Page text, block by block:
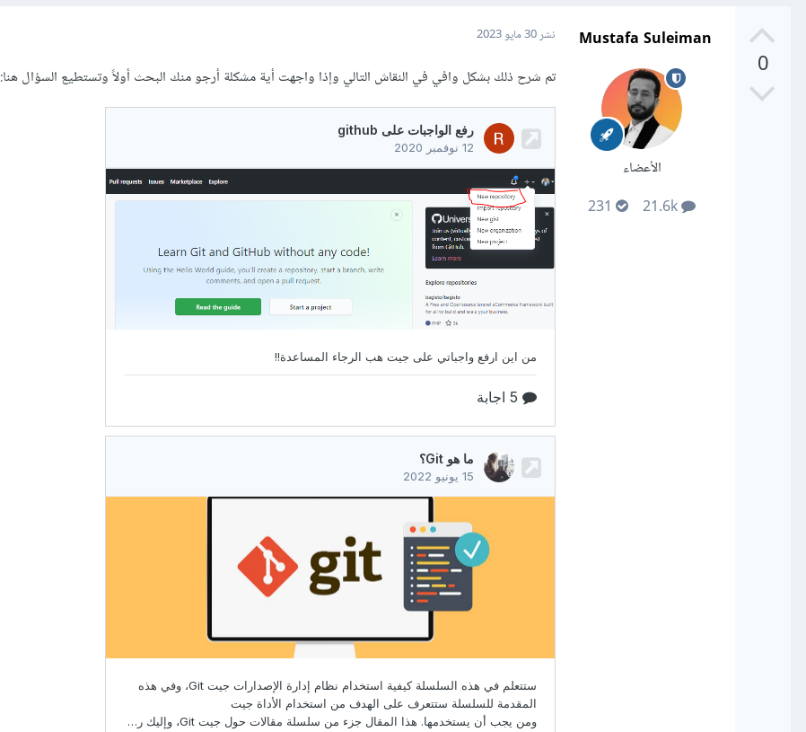
0
Mustafa Suleiman
الأعضاء
نشر30 مايو 2023
تم شرح ذلك بشكل وافي في النقاش التالي وإذا واجهت أية مشكلة أرجو منك البحث أولاً وتستطيع السؤال هنا: